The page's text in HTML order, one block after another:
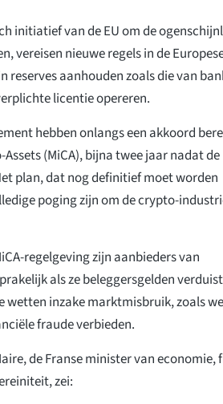
initiatief van de EU om de
vereisen nieuwe regels in de
aanhouden zoals die van
licentie opereren.
hebben onlangs een akkoord
(MiCA), bijna twee jaar nadat de
plan, dat nog definitief moet worden
poging zijn om de crypto-
regelgeving zijn aanbieders van
als ze beleggersgelden
wetten inzake marktmisbruik, zoals
fraude verbieden.
de Franse minister van economie,
zei: